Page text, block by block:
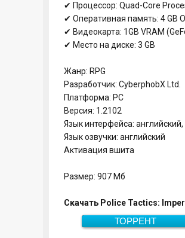
✔ Процессор: Quad-Core
✔ Оперативная память: 4 GB
✔ Видеокарта: 1GB VRAM
✔ Место на диске: 3 GB
Жанр: RPG
Разработчик: CyberphobX Ltd.
Платформа: PC
Версия: 1.2102
Язык интерфейса: английский,
Язык озвучки: английский
Активация вшита
Размер: 907 Мб
Скачать Police Tactics:
ТОРРЕНТ
907 Мб
Скачать